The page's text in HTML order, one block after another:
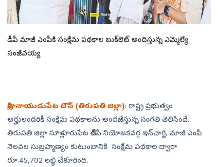
టీడీపీ మాజీ ఎంపీకి సంక్షేమ పథకాల బుక్‌లెట్‌ అందిస్తున్న ఎమ్మెల్యే
సంజీవయ్య
సాక్షి, నాయుడుపేట టౌన్‌ (తిరుపతి జిల్లా): రాష్ట్ర ప్రభుత్వం
అర్హులందరికీ సంక్షేమ పథకాలను అందజేస్తున్న సంగతి తెలిసిందే.
తిరుపతి జిల్లా సూళ్లూరుపేట టీడీపీ నియోజకవర్గ ఇన్‌చార్జి, మాజీ ఎంపీ
నెలవల సుబ్రహ్మణ్యం కుటుంబానికి సంక్షేమ పథకాల ద్వారా
రూ.45,702 లబ్ధి చేకూరింది.